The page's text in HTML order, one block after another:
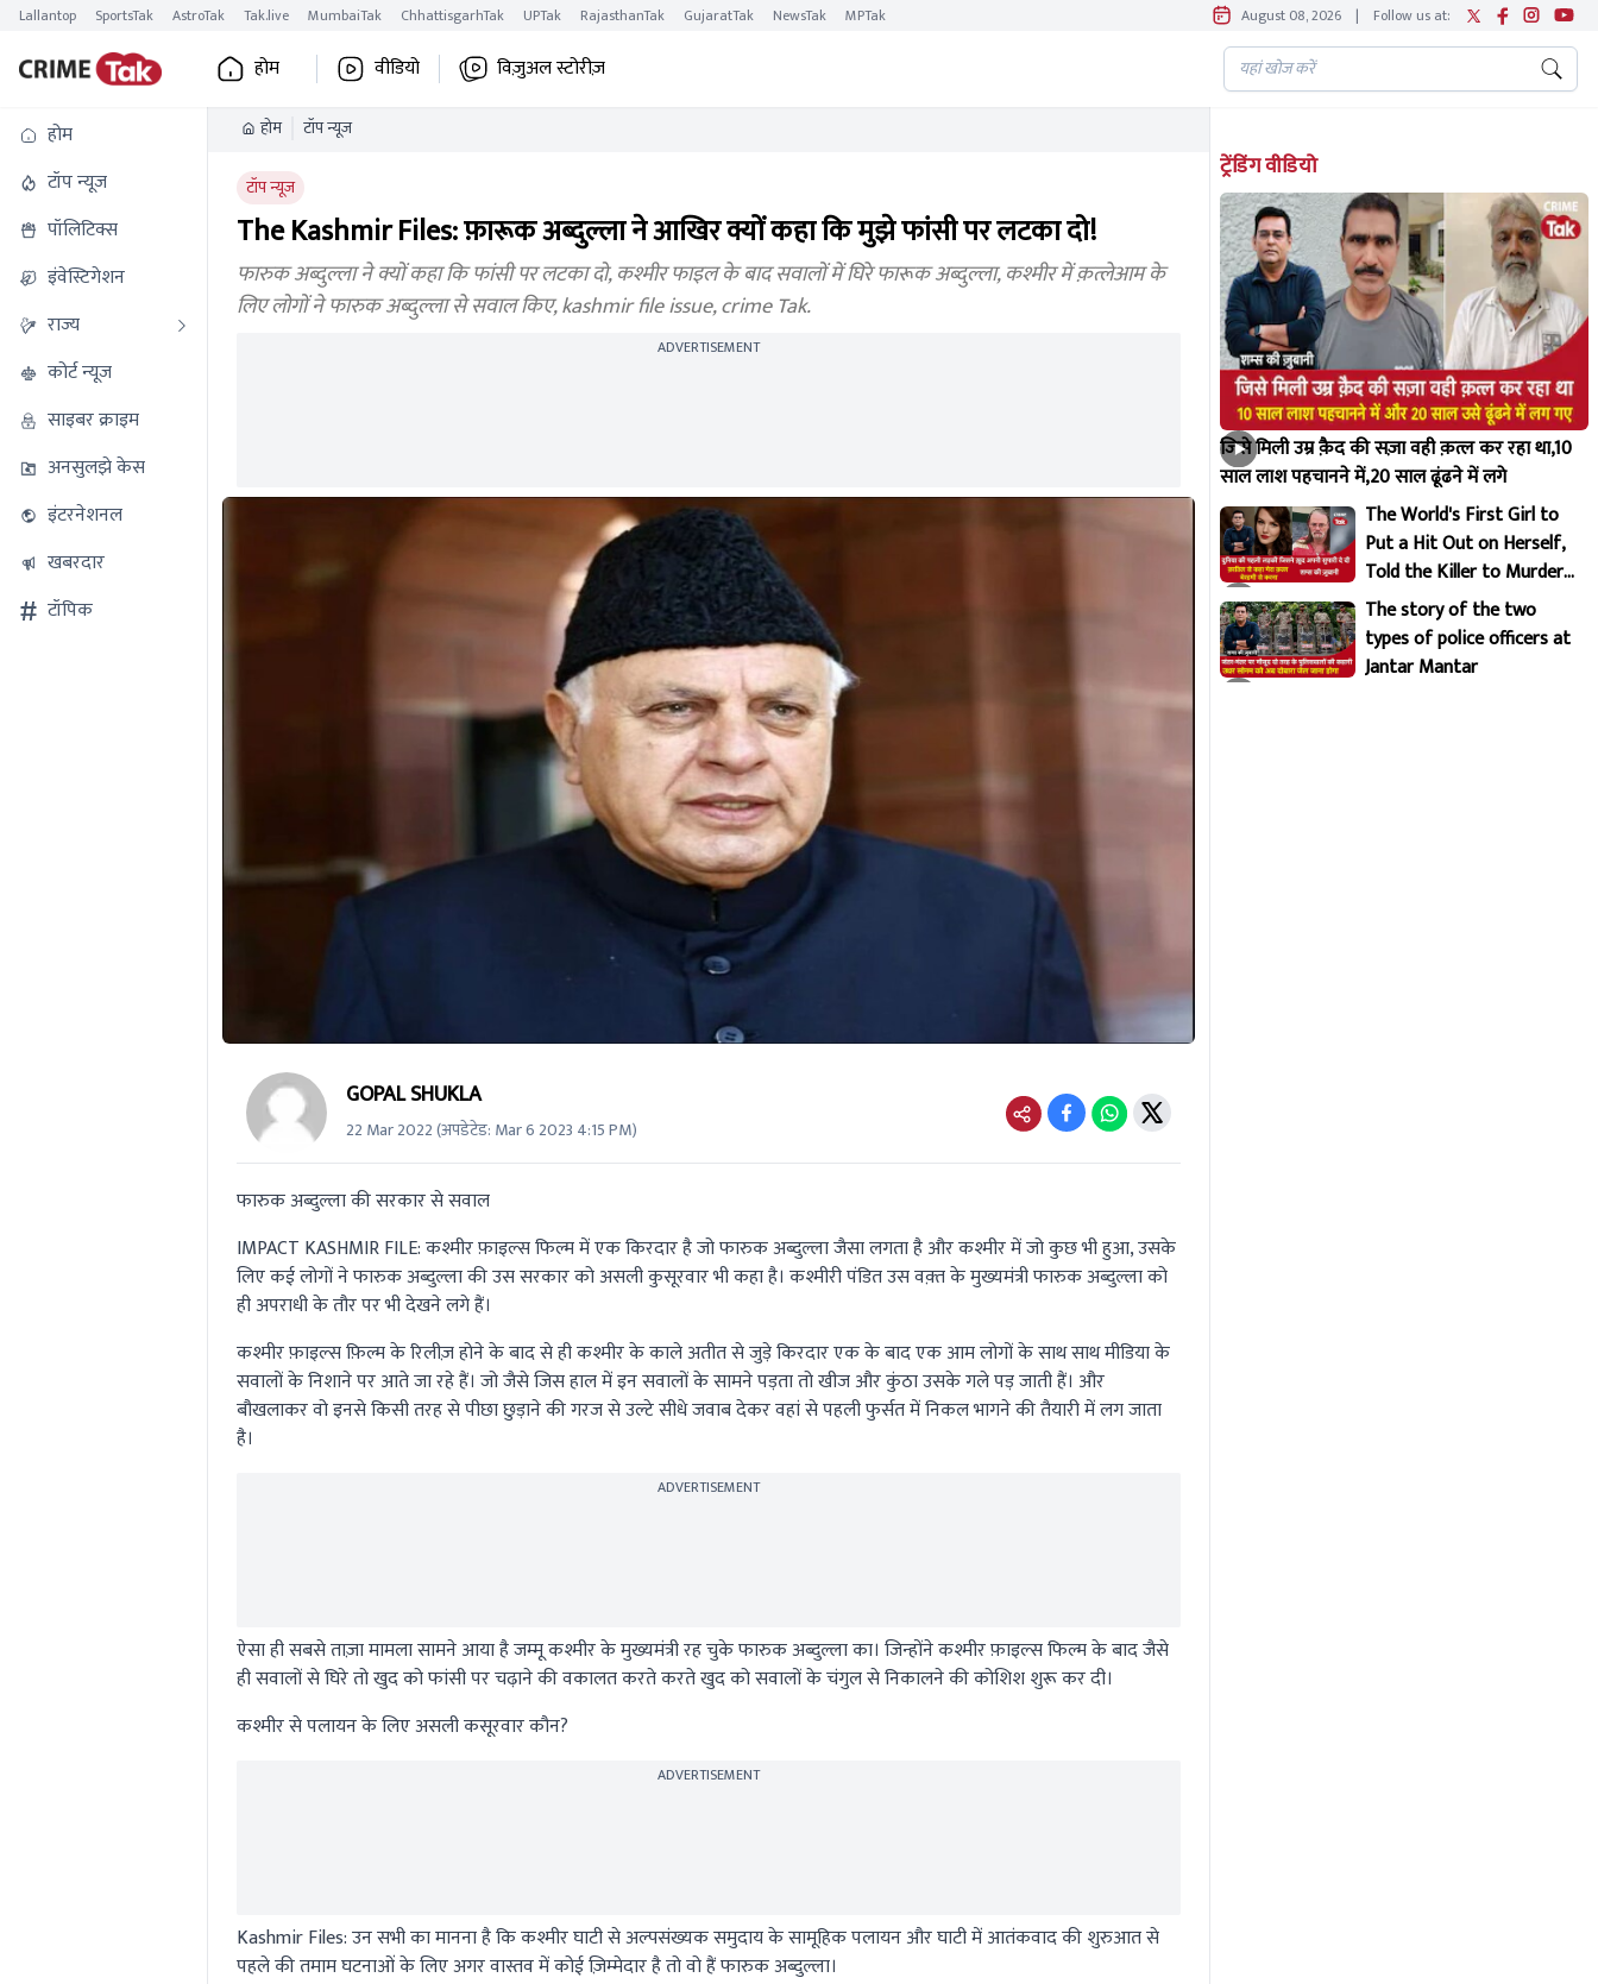
Lallantop SportsTak AstroTak Tak.live MumbaiTak ChhattisgarhTak UPTak RajasthanTak GujaratTak NewsTak MPTak August 08, 2026 | Follow us at:
होम वीडियो विज़ुअल स्टोरीज़
होम
टॉप न्यूज
पॉलिटिक्स
इंवेस्टिगेशन
राज्य
कोर्ट न्यूज
साइबर क्राइम
अनसुलझे केस
इंटरनेशनल
खबरदार
टॉपिक
होम टॉप न्यूज
टॉप न्यूज
The Kashmir Files: फ़ारूक अब्दुल्ला ने आखिर क्यों कहा कि मुझे फांसी पर लटका दो!
फारुक अब्दुल्ला ने क्यों कहा कि फांसी पर लटका दो, कश्मीर फाइल के बाद सवालों में घिरे फारूक अब्दुल्ला, कश्मीर में क़त्लेआम के
लिए लोगों ने फारुक अब्दुल्ला से सवाल किए, kashmir file issue, crime Tak.
ADVERTISEMENT
GOPAL SHUKLA
22 Mar 2022(अपडेटेड: Mar 6 2023 4:15 PM)
फारुक अब्दुल्ला की सरकार से सवाल
IMPACT KASHMIR FILE: कश्मीर फ़ाइल्स फिल्म में एक किरदार है जो फारुक अब्दुल्ला जैसा लगता है और कश्मीर में जो कुछ भी हुआ, उसके
लिए कई लोगों ने फारुक अब्दुल्ला की उस सरकार को असली कुसूरवार भी कहा है। कश्मीरी पंडित उस वक़्त के मुख्यमंत्री फारुक अब्दुल्ला को
ही अपराधी के तौर पर भी देखने लगे हैं।
कश्मीर फ़ाइल्स फ़िल्म के रिलीज़ होने के बाद से ही कश्मीर के काले अतीत से जुड़े किरदार एक के बाद एक आम लोगों के साथ साथ मीडिया के
सवालों के निशाने पर आते जा रहे हैं। जो जैसे जिस हाल में इन सवालों के सामने पड़ता तो खीज और कुंठा उसके गले पड़ जाती हैं। और
बौखलाकर वो इनसे किसी तरह से पीछा छुड़ाने की गरज से उल्टे सीधे जवाब देकर वहां से पहली फुर्सत में निकल भागने की तैयारी में लग जाता
है।
ADVERTISEMENT
ऐसा ही सबसे ताज़ा मामला सामने आया है जम्मू कश्मीर के मुख्यमंत्री रह चुके फारुक अब्दुल्ला का। जिन्होंने कश्मीर फ़ाइल्स फिल्म के बाद जैसे
ही सवालों से घिरे तो खुद को फांसी पर चढ़ाने की वकालत करते करते खुद को सवालों के चंगुल से निकालने की कोशिश शुरू कर दी।
कश्मीर से पलायन के लिए असली कसूरवार कौन?
ADVERTISEMENT
Kashmir Files:उन सभी का मानना है कि कश्मीर घाटी से अल्पसंख्यक समुदाय के सामूहिक पलायन और घाटी में आतंकवाद की शुरुआत से
पहले की तमाम घटनाओं के लिए अगर वास्तव में कोई ज़िम्मेदार है तो वो हैं फारुक अब्दुल्ला।
ट्रेंडिंग वीडियो
जिसे मिली उम्र क़ैद की सज़ा वही क़त्ल कर रहा था,10
साल लाश पहचानने में,20 साल ढूंढने में लगे
The World's First Girl to
Put a Hit Out on Herself,
Told the Killer to Murder
Her Brutally
The story of the two
types of police officers at
Jantar Mantar